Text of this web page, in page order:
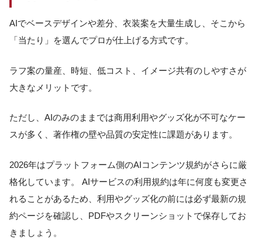
AIでベースデザインや差分、衣装案を大量生成し、そこから
「当たり」を選んでプロが仕上げる方式です。
ラフ案の量産、時短、低コスト、イメージ共有のしやすさが
大きなメリットです。
ただし、AIのみのままでは商用利用やグッズ化が不可なケー
スが多く、著作権の壁や品質の安定性に課題があります。
2026年はプラットフォーム側のAIコンテンツ規約がさらに厳
格化しています。 AIサービスの利用規約は年に何度も変更さ
れることがあるため、利用やグッズ化の前には必ず最新の規
約ページを確認し、PDFやスクリーンショットで保存してお
きましょう。